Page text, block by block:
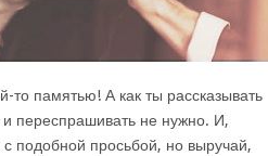
то памятью! А как ты рассказывать
переспрашивать не нужно. И,
подобной просьбой, но выручай,